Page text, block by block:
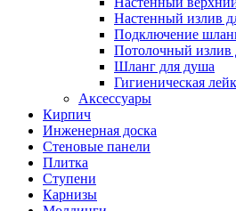
Настенный излив
Подключение
Потолочный излив
Шланг для душа
Гигиеническая
Аксессуары
Кирпич
Инженерная доска
Стеновые панели
Плитка
Ступени
Карнизы